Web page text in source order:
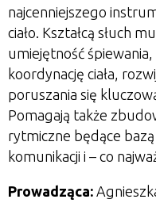
najcenniejszego
ciało. Kształcą słuch
umiejętność
koordynację ciała,
poruszania się
Pomagają także
rytmiczne będące
komunikacji i – co
Prowadząca: